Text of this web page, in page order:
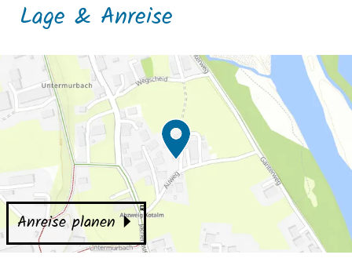
Lage & Anreise
Anreise planen